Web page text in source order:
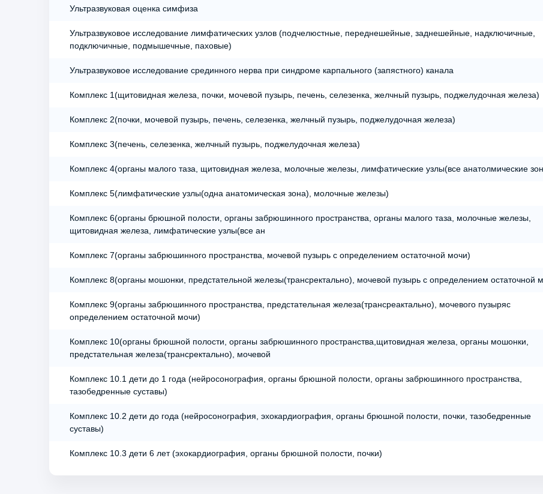
Ультразвуковая оценка симфиза
Ультразвуковое исследование лимфатических узлов (подчелюстные, переднешейные, заднешейные, надключичные,
подключичные, подмышечные, паховые)
Ультразвуковое исследование срединного нерва при синдроме карпального (запястного) канала
Комплекс 1(щитовидная железа, почки, мочевой пузырь, печень, селезенка, желчный пузырь, поджелудочная железа)
Комплекс 2(почки, мочевой пузырь, печень, селезенка, желчный пузырь, поджелудочная железа)
Комплекс 3(печень, селезенка, желчный пузырь, поджелудочная железа)
Комплекс 4(органы малого таза, щитовидная железа, молочные железы, лимфатические узлы(все анатолмические
Комплекс 5(лимфатические узлы(одна анатомическая зона), молочные железы)
Комплекс 6(органы брюшной полости, органы забрюшинного пространства, органы малого таза, молочные железы,
щитовидная железа, лимфатические узлы(все ан
Комплекс 7(органы забрюшинного пространства, мочевой пузырь с определением остаточной мочи)
Комплекс 8(органы мошонки, предстательной железы(трансректально), мочевой пузырь с определением остаточной
Комплекс 9(органы забрюшинного пространства, предстательная железа(трансреактально), мочевого пузыряс
определением остаточной мочи)
Комплекс 10(органы брюшной полости, органы забрюшинного пространства,щитовидная железа, органы мошонки,
предстательная железа(трансректально), мочевой
Комплекс 10.1 дети до 1 года (нейросонография, органы брюшной полости, органы забрюшинного пространства,
тазобедренные суставы)
Комплекс 10.2 дети до года (нейросонография, эхокардиография, органы брюшной полости, почки, тазобедренные
суставы)
Комплекс 10.3 дети 6 лет (эхокардиография, органы брюшной полости, почки)